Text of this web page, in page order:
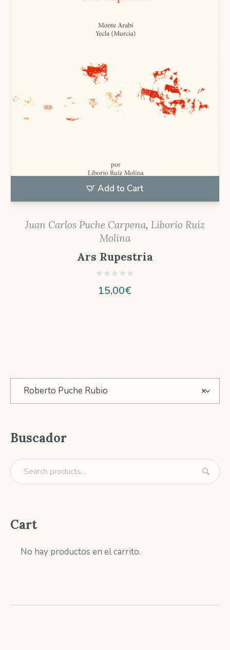
Add to Cart
Juan Carlos Puche Carpena, Liborio Ruiz
Molina
Ars Rupestria
15,00€
×
Roberto Puche Rubio
Buscador
Cart
No hay productos en el carrito.